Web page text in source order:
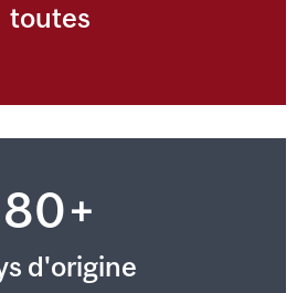
toutes
80+
d'origine